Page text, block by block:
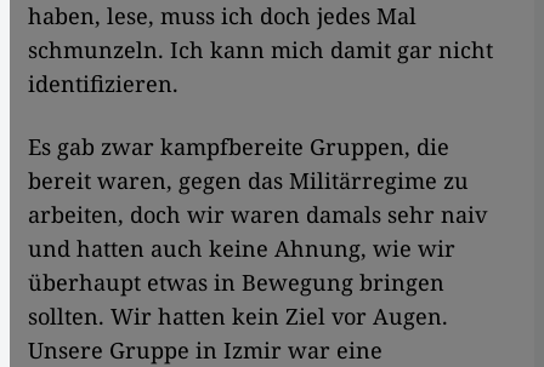
haben, lese, muss ich doch jedes Mal
schmunzeln. Ich kann mich damit gar nicht
identifizieren.
Es gab zwar kampfbereite Gruppen, die
bereit waren, gegen das Militärregime zu
arbeiten, doch wir waren damals sehr naiv
und hatten auch keine Ahnung, wie wir
überhaupt etwas in Bewegung bringen
sollten. Wir hatten kein Ziel vor Augen.
Unsere Gruppe in Izmir war eine